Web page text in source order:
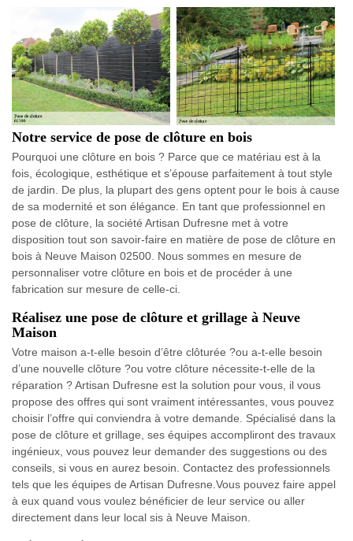
Notre service de pose de clôture en bois
Pourquoi une clôture en bois ? Parce que ce matériau est à la
fois, écologique, esthétique et s’épouse parfaitement à tout style
de jardin. De plus, la plupart des gens optent pour le bois à cause
de sa modernité et son élégance. En tant que professionnel en
pose de clôture, la société Artisan Dufresne met à votre
disposition tout son savoir-faire en matière de pose de clôture en
bois à Neuve Maison 02500. Nous sommes en mesure de
personnaliser votre clôture en bois et de procéder à une
fabrication sur mesure de celle-ci.
Réalisez une pose de clôture et grillage à Neuve
Maison
Votre maison a-t-elle besoin d’être clôturée ?ou a-t-elle besoin
d’une nouvelle clôture ?ou votre clôture nécessite-t-elle de la
réparation ? Artisan Dufresne est la solution pour vous, il vous
propose des offres qui sont vraiment intéressantes, vous pouvez
choisir l’offre qui conviendra à votre demande. Spécialisé dans la
pose de clôture et grillage, ses équipes accompliront des travaux
ingénieux, vous pouvez leur demander des suggestions ou des
conseils, si vous en aurez besoin. Contactez des professionnels
tels que les équipes de Artisan Dufresne.Vous pouvez faire appel
à eux quand vous voulez bénéficier de leur service ou aller
directement dans leur local sis à Neuve Maison.